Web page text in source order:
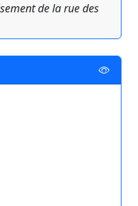
de la rue des